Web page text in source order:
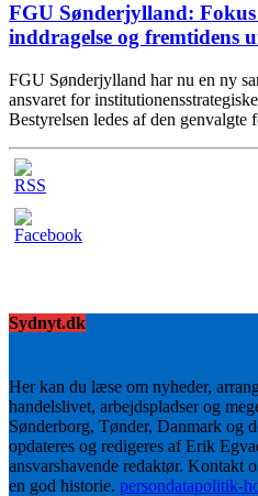
FGU Sønderjylland: Fokus
inddragelse og fremtidens
FGU Sønderjylland har nu en ny
ansvaret for
Bestyrelsen ledes af den
Sydnyt.dk
Her kan du læse om nyheder,
handelslivet, arbejdspladser og
Sønderborg, Tønder, Danmark og
opdateres og redigeres af Erik
ansvarshavende redaktør. Kontakt
en god historie. persondatapolitik-